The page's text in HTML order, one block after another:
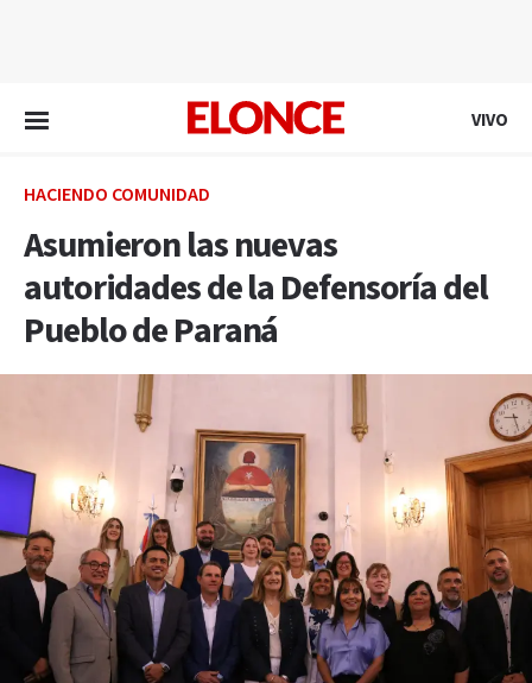
VIVO
HACIENDO COMUNIDAD
Asumieron las nuevas
autoridades de la Defensoría del
Pueblo de Paraná